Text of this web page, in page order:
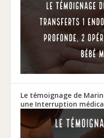
Le témoignage de
une Interruption